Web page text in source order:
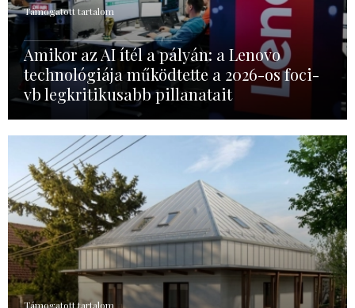
Támogatott tartalom
Amikor az AI ítél a pályán: a Lenovo
technológiája működtette a 2026-os foci-
vb legkritikusabb pillanatait
Támogatott tartalom